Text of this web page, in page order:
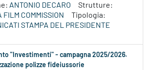
ANTONIO DECARO
Strutture:
FILM COMMISSION
Tipologia:
STAMPA DEL PRESIDENTE
"Investimenti" - campagna 2025/2026.
polizze fideiussorie